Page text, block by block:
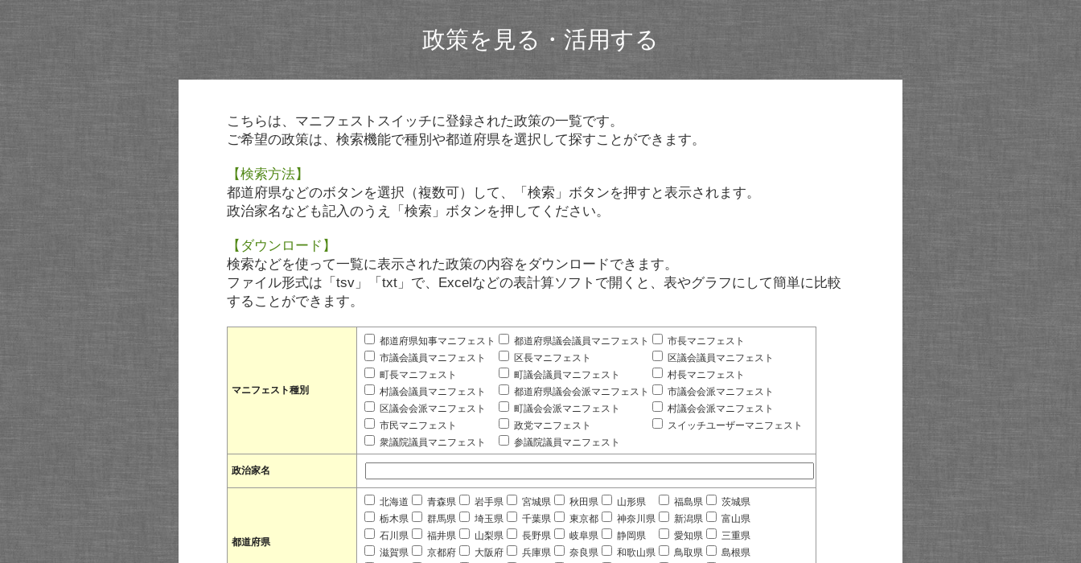
政策を見る・活用する
こちらは、マニフェストスイッチに登録された政策の一覧です。
ご希望の政策は、検索機能で種別や都道府県を選択して探すことができます。
【検索方法】
都道府県などのボタンを選択（複数可）して、「検索」ボタンを押すと表示されます。
政治家名なども記入のうえ「検索」ボタンを押してください。
【ダウンロード】
検索などを使って一覧に表示された政策の内容をダウンロードできます。
ファイル形式は「tsv」「txt」で、Excelなどの表計算ソフトで開くと、表やグラフにして簡単に比較
することができます。
マニフェスト種別
都道府県知事マニフェスト 都道府県議会議員マニフェスト
市長マニフェスト
市議会議員マニフェスト
区長マニフェスト
区議会議員マニフェスト
町長マニフェスト
町議会議員マニフェスト
村長マニフェスト
村議会議員マニフェスト
都道府県議会会派マニフェスト
市議会会派マニフェスト
区議会会派マニフェスト
町議会会派マニフェスト
村議会会派マニフェスト
市民マニフェスト
政党マニフェスト
スイッチユーザーマニフェスト
衆議院議員マニフェスト
参議院議員マニフェスト
政治家名
都道府県
北海道 青森県 岩手県 宮城県 秋田県 山形県 福島県
茨城県
栃木県
群馬県 埼玉県 千葉県 東京都 神奈川県 新潟県
富山県
石川県
福井県 山梨県 長野県 岐阜県 静岡県 愛知県
三重県
滋賀県
京都府 大阪府 兵庫県 奈良県 和歌山県 鳥取県
島根県